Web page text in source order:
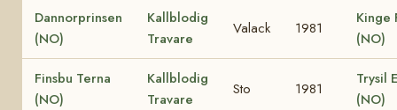
Dannorprinsen
(NO)
Kallblodig
Travare
Valack 1981
Kinge
(NO)
Finsbu Terna
(NO)
Kallblodig
Travare
Sto 1981
Trysil
(NO)